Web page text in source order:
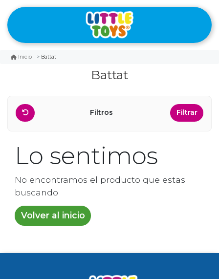
Inicio Battat
Battat
Filtros Filtrar
Lo sentimos
No encontramos el producto que estas
buscando
Volver al inicio